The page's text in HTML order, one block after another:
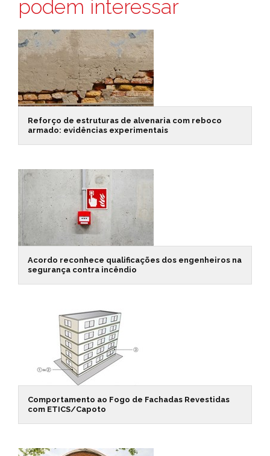
podem interessar
Reforço de estruturas de alvenaria com reboco
armado: evidências experimentais
Acordo reconhece qualificações dos engenheiros na
segurança contra incêndio
Comportamento ao Fogo de Fachadas Revestidas
com ETICS/Capoto